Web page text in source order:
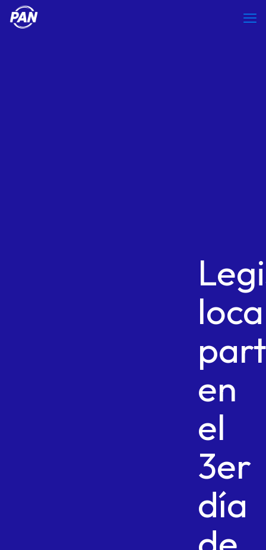
en
el
3er
día